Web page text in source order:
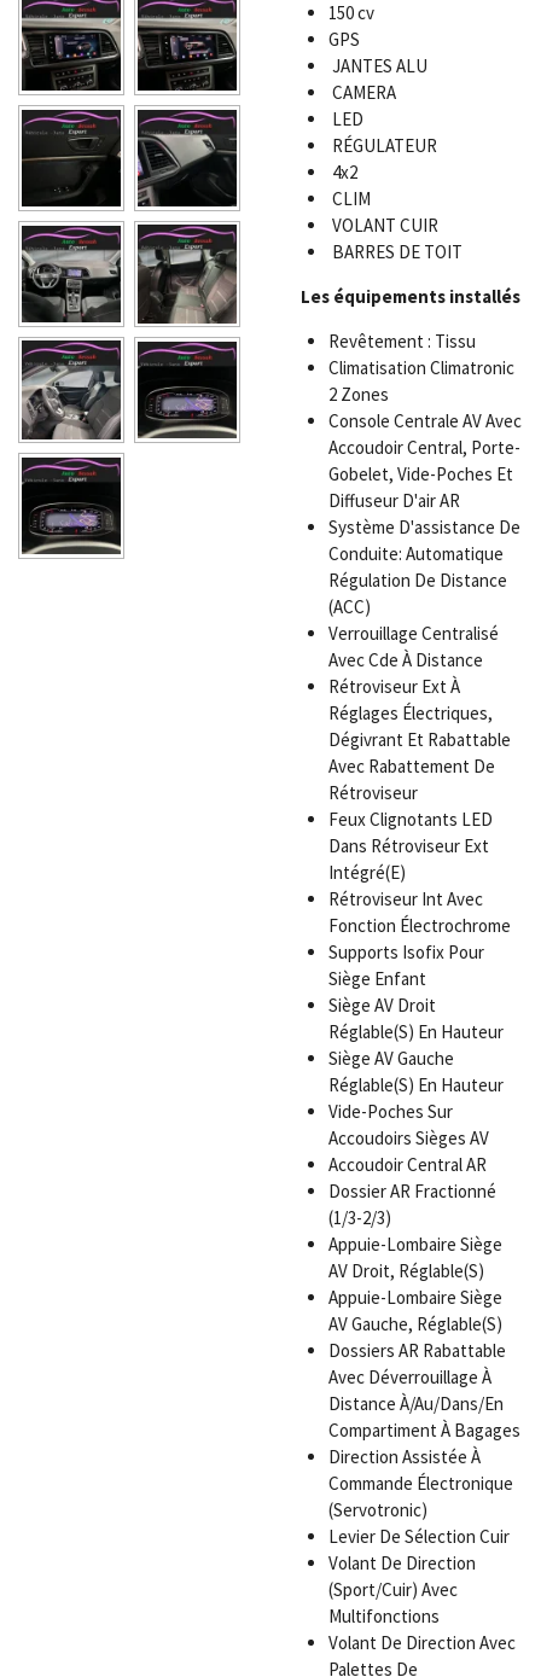
150 cv
GPS
JANTES ALU
CAMERA
LED
RÉGULATEUR
4x2
CLIM
VOLANT CUIR
BARRES DE TOIT
Les équipements installés
Revêtement : Tissu
Climatisation Climatronic
2 Zones
Console Centrale AV Avec
Accoudoir Central, Porte-
Gobelet, Vide-Poches Et
Diffuseur D'air AR
Système D'assistance De
Conduite: Automatique
Régulation De Distance
(ACC)
Verrouillage Centralisé
Avec Cde À Distance
Rétroviseur Ext À
Réglages Électriques,
Dégivrant Et Rabattable
Avec Rabattement De
Rétroviseur
Feux Clignotants LED
Dans Rétroviseur Ext
Intégré(E)
Rétroviseur Int Avec
Fonction Électrochrome
Supports Isofix Pour
Siège Enfant
Siège AV Droit
Réglable(S) En Hauteur
Siège AV Gauche
Réglable(S) En Hauteur
Vide-Poches Sur
Accoudoirs Sièges AV
Accoudoir Central AR
Dossier AR Fractionné
(1/3-2/3)
Appuie-Lombaire Siège
AV Droit, Réglable(S)
Appuie-Lombaire Siège
AV Gauche, Réglable(S)
Dossiers AR Rabattable
Avec Déverrouillage À
Distance À/Au/Dans/En
Compartiment À Bagages
Direction Assistée À
Commande Électronique
(Servotronic)
Levier De Sélection Cuir
Volant De Direction
(Sport/Cuir) Avec
Multifonctions
Volant De Direction Avec
Palettes De